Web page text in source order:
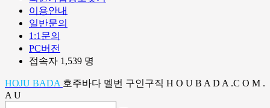
이용안내
일반문의
1:1문의
PC버전
접속자 1,539 명
HOJU BADA 호주바다 멜번 구인구직 H O U B A D A .C O M .
A U